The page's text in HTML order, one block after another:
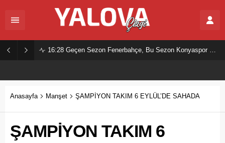
16:28 Geçen Sezon Fenerbahçe, Bu Sezon Konyaspor Mu?
Anasayfa Manşet ŞAMPİYON TAKIM 6 EYLÜL’DE SAHADA
ŞAMPİYON TAKIM 6